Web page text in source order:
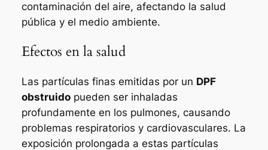
contaminación del aire, afectando la salud
pública y el medio ambiente.
Efectos en la salud
Las partículas finas emitidas por un DPF
obstruidopueden ser inhaladas
profundamente en los pulmones, causando
problemas respiratorios y cardiovasculares. La
exposición prolongada a estas partículas